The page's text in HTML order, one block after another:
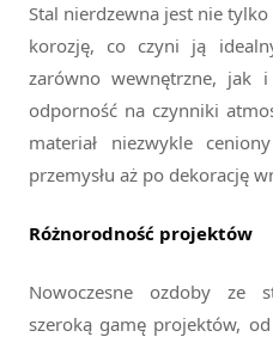
Stal nierdzewna jest nie
korozję, co czyni ją
zarówno wewnętrzne, jak
odporność na czynniki
materiał niezwykle
przemysłu aż po dekorację
Różnorodność projektów
Nowoczesne ozdoby ze
szeroką gamę projektów,